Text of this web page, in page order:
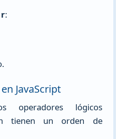
:
JavaScript
operadores lógicos
tienen un orden de